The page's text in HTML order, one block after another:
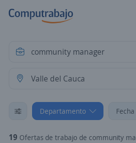
Departamento Fecha
19 Ofertas de trabajo de community manager en Valle del Cauca